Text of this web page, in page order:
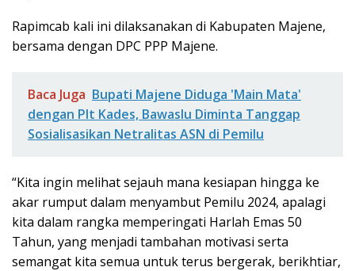
Rapimcab kali ini dilaksanakan di Kabupaten Majene,
bersama dengan DPC PPP Majene.
Baca Juga Bupati Majene Diduga 'Main Mata'
dengan Plt Kades, Bawaslu Diminta Tanggap
Sosialisasikan Netralitas ASN di Pemilu
“Kita ingin melihat sejauh mana kesiapan hingga ke
akar rumput dalam menyambut Pemilu 2024, apalagi
kita dalam rangka memperingati Harlah Emas 50
Tahun, yang menjadi tambahan motivasi serta
semangat kita semua untuk terus bergerak, berikhtiar,